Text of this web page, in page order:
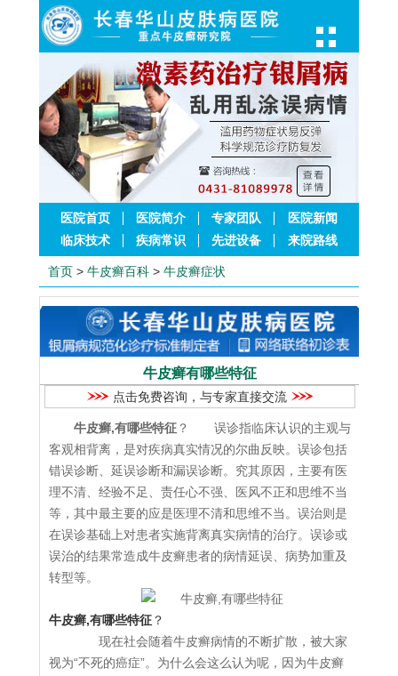
医院首页 医院简介 专家团队
医院新闻
临床技术
疾病常识 先进设备 来院路线
首页 > 牛皮癣百科 > 牛皮癣症状
牛皮癣有哪些特征
点击免费咨询，与专家直接交流
牛皮癣,有哪些特征 ？ 误诊指临床认识的主观与
客观相背离，是对疾病真实情况的尔曲反映。误诊包括
错误诊断、延误诊断和漏误诊断。究其原因，主要有医
理不清、经验不足、责任心不强、医风不正和思维不当
等，其中最主要的应是医理不清和思维不当。误治则是
在误诊基础上对患者实施背离真实病情的治疗。误诊或
误治的结果常造成牛皮癣患者的病情延误、病势加重及
转型等。
牛皮癣,有哪些特征 ？
现在社会随着牛皮癣病情的不断扩散，被大家
视为“不死的癌症”。为什么会这么认为呢，因为牛皮癣